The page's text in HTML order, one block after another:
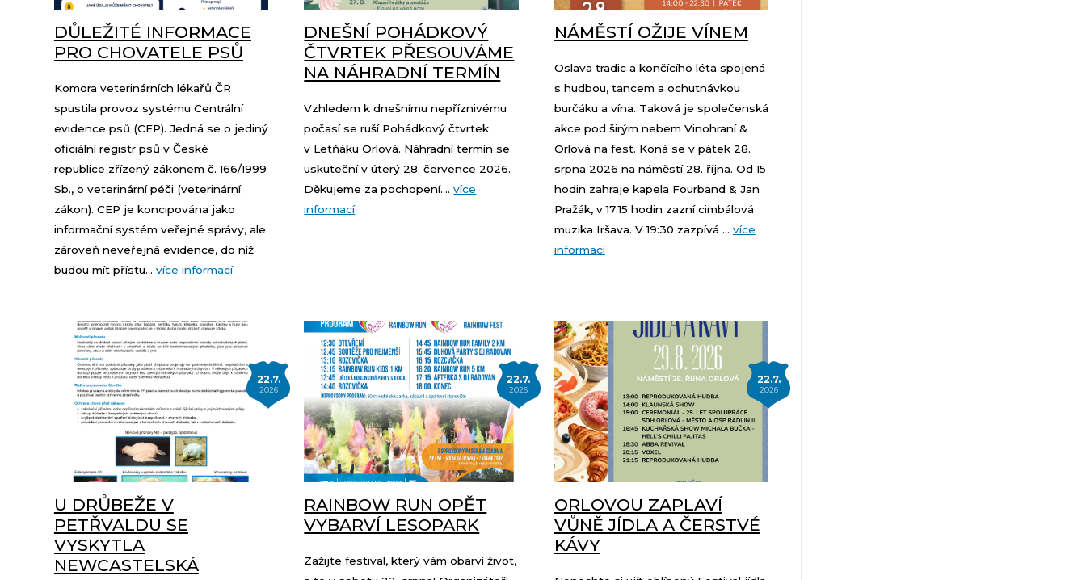
DŮLEŽITÉ INFORMACE
PRO CHOVATELE PSŮ
Komora veterinárních lékařů ČR
spustila provoz systému Centrální
evidence psů (CEP). Jedná se o jediný
oficiální registr psů v České
republice zřízený zákonem č. 166/1999
Sb., o veterinární péči (veterinární
zákon). CEP je koncipována jako
informační systém veřejné správy, ale
zároveň neveřejná evidence, do níž
budou mít přístu... více informací
DNEŠNÍ POHÁDKOVÝ
ČTVRTEK PŘESOUVÁME
NA NÁHRADNÍ TERMÍN
Vzhledem k dnešnímu nepříznivému
počasí se ruší Pohádkový čtvrtek
v Letňáku Orlová. Náhradní termín se
uskuteční v úterý 28. července 2026.
Děkujeme za pochopení....více
informací
NÁMĚSTÍ OŽIJE VÍNEM
Oslava tradic a končícího léta spojená
s hudbou, tancem a ochutnávkou
burčáku a vína. Taková je společenská
akce pod širým nebem Vinohraní &
Orlová na fest. Koná se v pátek 28.
srpna 2026 na náměstí 28. října. Od 15
hodin zahraje kapela Fourband & Jan
Pražák, v 17:15 hodin zazní cimbálová
muzika Iršava. V 19:30 zazpívá ... více
informací
22.7.
2026
U DRŮBEŽE V
PETŘVALDU SE
VYSKYTLA
NEWCASTELSKÁ
22.7.
2026
RAINBOW RUN OPĚT
VYBARVÍ LESOPARK
Zažijte festival, který vám obarví život,
22.7.
2026
ORLOVOU ZAPLAVÍ
VŮNĚ JÍDLA A ČERSTVÉ
KÁVY